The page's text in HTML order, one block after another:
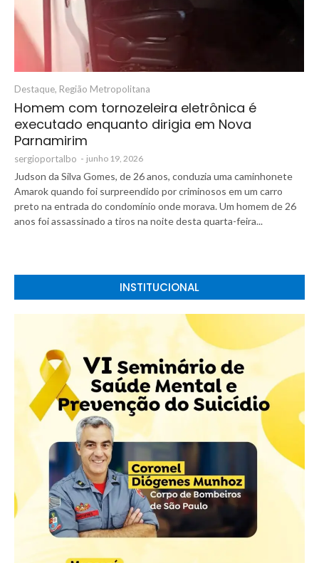
Destaque, Região Metropolitana
Homem com tornozeleira eletrônica é
executado enquanto dirigia em Nova
Parnamirim
sergioportalbo - junho 19, 2026
Judson da Silva Gomes, de 26 anos, conduzia uma caminhonete
Amarok quando foi surpreendido por criminosos em um carro
preto na entrada do condomínio onde morava. Um homem de 26
anos foi assassinado a tiros na noite desta quarta-feira...
INSTITUCIONAL